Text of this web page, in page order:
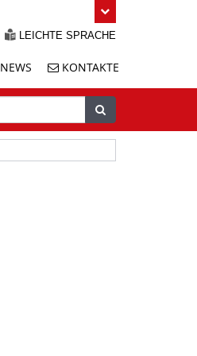
LEICHTE SPRACHE
NEWS KONTAKTE
Suchen